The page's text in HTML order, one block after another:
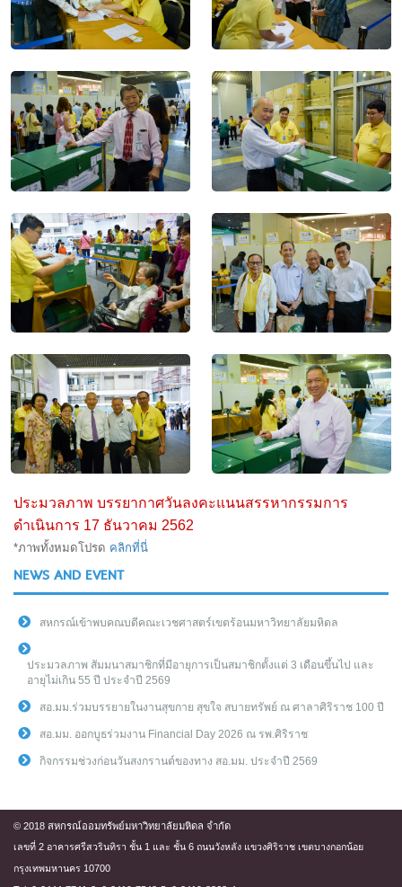
ประมวลภาพ บรรยากาศวันลงคะแนนสรรหากรรมการ
ดำเนินการ 17 ธันวาคม 2562
*ภาพทั้งหมดโปรด คลิกที่นี่
NEWS AND EVENT
สหกรณ์เข้าพบคณบดีคณะเวชศาสตร์เขตร้อนมหาวิทยาลัยมหิดล
ประมวลภาพ สัมมนาสมาชิกที่มีอายุการเป็นสมาชิกตั้งแต่ 3 เดือนขึ้นไป และ
อายุไม่เกิน 55 ปี ประจำปี 2569
สอ.มม.ร่วมบรรยายในงานสุขกาย สุขใจ สบายทรัพย์ ณ ศาลาศิริราช 100 ปี
สอ.มม. ออกบูธร่วมงาน Financial Day 2026 ณ รพ.ศิริราช
กิจกรรมช่วงก่อนวันสงกรานต์ของทาง สอ.มม. ประจำปี 2569
© 2018 สหกรณ์ออมทรัพย์มหาวิทยาลัยมหิดล จำกัด
เลขที่ 2 อาคารศรีสวรินทิรา ชั้น 1 และ ชั้น 6 ถนนวังหลัง แขวงศิริราช เขตบางกอกน้อย
กรุงเทพมหานคร 10700